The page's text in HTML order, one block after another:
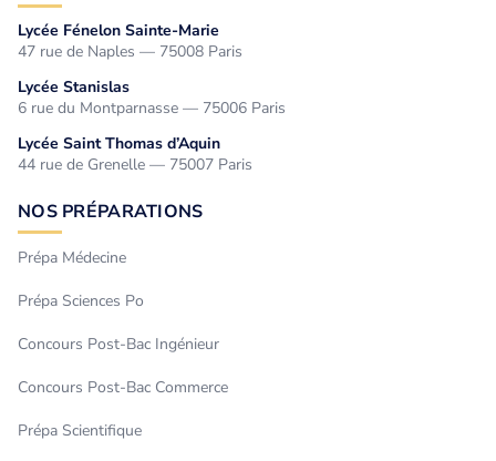
Lycée Fénelon Sainte-Marie
47 rue de Naples — 75008 Paris
Lycée Stanislas
6 rue du Montparnasse — 75006 Paris
Lycée Saint Thomas d’Aquin
44 rue de Grenelle — 75007 Paris
NOS PRÉPARATIONS
Prépa Médecine
Prépa Sciences Po
Concours Post-Bac Ingénieur
Concours Post-Bac Commerce
Prépa Scientifique